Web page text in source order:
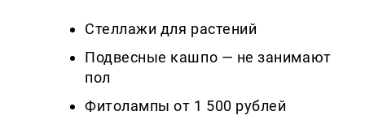
Стеллажи для растений
Подвесные кашпо — не занимают
пол
Фитолампы от 1 500 рублей